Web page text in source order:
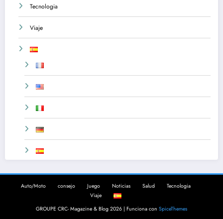
Tecnologia
Viaje
Auto/Moto consejo Juego Noticias Salud
Tecnologia
Viaje
GROUPE CRC- Magazine & Blog 2026 | Funciona con SpiceThemes